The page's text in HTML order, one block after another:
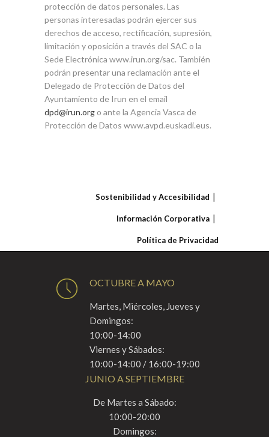
protección de datos personales. Las
personas interesadas podrán ejercer sus
derechos de acceso, rectificación, supresión,
limitación y oposición a través del SAC o la
Sede Electrónica www.irun.org/sac. También
podrán presentar una reclamación ante el
Delegado de Protección de Datos del
Ayuntamiento de Irun en el email
dpd@irun.org o ante la Agencia Vasca de
Protección de Datos www.avpd.euskadi.eus.
Sostenibilidad y Accesibilidad
Información Corporativa
Política de Privacidad
OCTUBRE A MAYO
Martes, Miércoles, Jueves y
Domingos:
10:00-14:00
Viernes y Sábados:
10:00-14:00 / 16:00-19:00
JUNIO A SEPTIEMBRE
De Martes a Sábado:
10:00-20:00
Domingos: